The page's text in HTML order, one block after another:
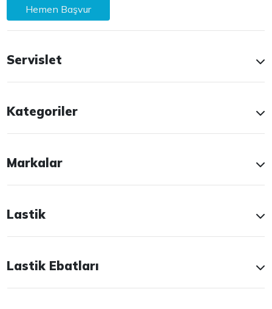
Hemen Başvur
Servislet
Kategoriler
Markalar
Lastik
Lastik Ebatları